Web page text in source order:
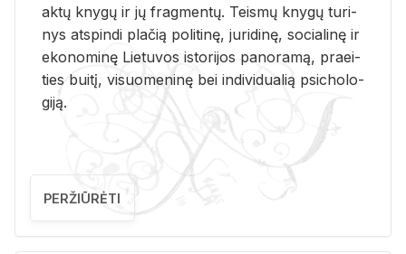
aktų kny­gų ir jų frag­men­tų. Teis­mų kny­gų tu­ri­
nys at­spin­di pla­čią po­li­ti­nę, ju­ri­di­nę, so­cia­li­nę ir
eko­no­mi­nę Lie­tu­vos is­to­ri­jos pa­no­ra­mą, pra­ei­
ties bui­tį, vi­suo­me­ni­nę bei in­di­vi­dua­lią psi­cho­lo­
gi­ją.
PERŽIŪRĖTI